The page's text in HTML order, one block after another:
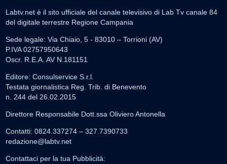
Labtv.net è il sito ufficiale del canale televisivo di Lab Tv canale 84
del digitale terrestre Regione Campania
Sede legale: Via Chiaio, 5 - 83010 – Torrioni (AV)
P.IVA 02757950643
Oscr. R.E.A. AV N.181151
Editore: Consulservice S.r.l.
Testata giornalistica Reg. Trib. di Benevento
n. 244 del 26.02.2015
Direttore Responsabile Dott.ssa Oliviero Antonella
Contatti: 0824.337274 – 327.7390733
redazione@labtv.net
Contattaci per la tua Pubblicità: